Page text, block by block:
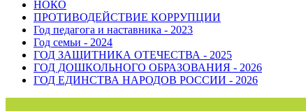
НОКО
ПРОТИВОДЕЙСТВИЕ КОРРУПЦИИ
Год педагога и наставника - 2023
Год семьи - 2024
ГОД ЗАЩИТНИКА ОТЕЧЕСТВА - 2025
ГОД ДОШКОЛЬНОГО ОБРАЗОВАНИЯ - 2026
ГОД ЕДИНСТВА НАРОДОВ РОССИИ - 2026